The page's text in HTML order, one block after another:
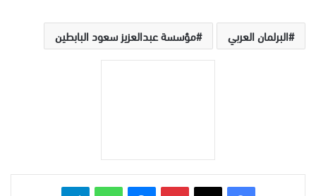
البرلمان العربي مؤسسة عبدالعزيز سعود البابطين
بينتيريست واتساب